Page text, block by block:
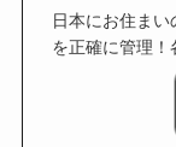
日本にお住ま
を正確に管理！